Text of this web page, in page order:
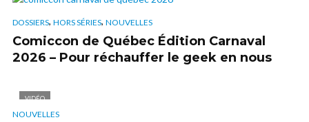
DOSSIERS, HORS SÉRIES, NOUVELLES
Comiccon de Québec Édition Carnaval
2026 – Pour réchauffer le geek en nous
VIDÉO
NOUVELLES